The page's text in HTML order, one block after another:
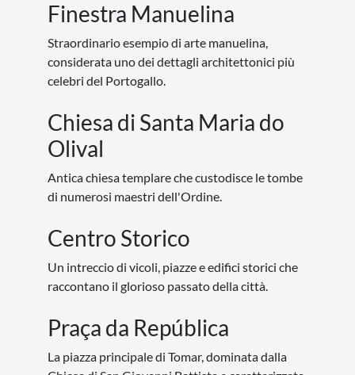
Finestra Manuelina
Straordinario esempio di arte manuelina,
considerata uno dei dettagli architettonici più
celebri del Portogallo.
Chiesa di Santa Maria do
Olival
Antica chiesa templare che custodisce le tombe
di numerosi maestri dell'Ordine.
Centro Storico
Un intreccio di vicoli, piazze e edifici storici che
raccontano il glorioso passato della città.
Praça da República
La piazza principale di Tomar, dominata dalla